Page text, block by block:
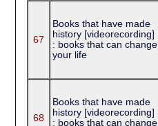
67
Books that have made
history [videorecording]
: books that can change
your life
68
Books that have made
history [videorecording]
: books that can change